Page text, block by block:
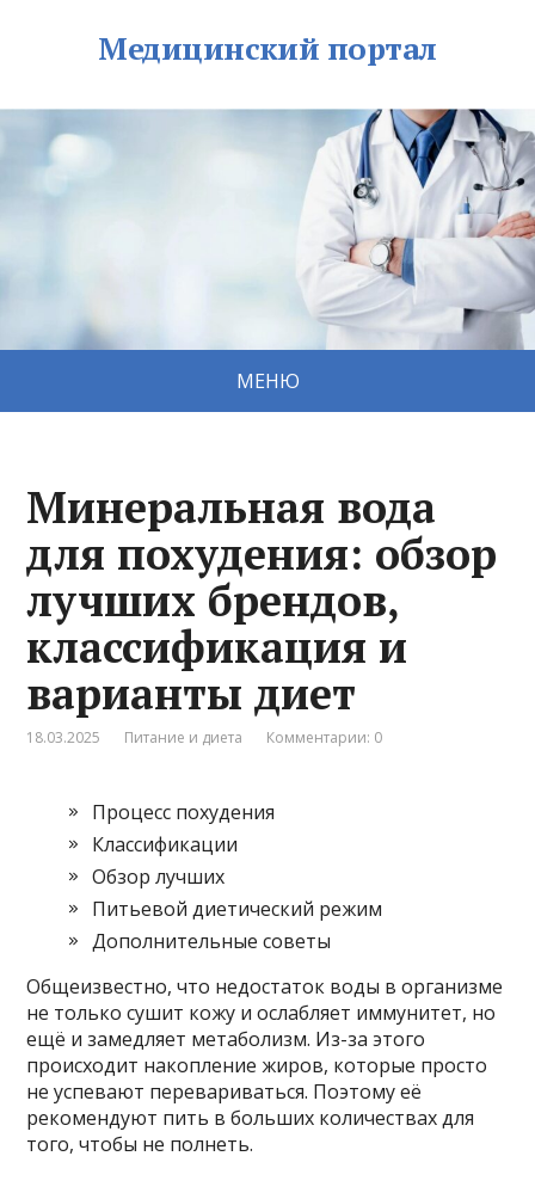
Медицинский портал
МЕНЮ
Минеральная вода
для похудения: обзор
лучших брендов,
классификация и
варианты диет
18.03.2025 Питание и диета Комментарии: 0
Процесс похудения
Классификации
Обзор лучших
Питьевой диетический режим
Дополнительные советы
Общеизвестно, что недостаток воды в организме
не только сушит кожу и ослабляет иммунитет, но
ещё и замедляет метаболизм. Из-за этого
происходит накопление жиров, которые просто
не успевают перевариваться. Поэтому её
рекомендуют пить в больших количествах для
того, чтобы не полнеть.